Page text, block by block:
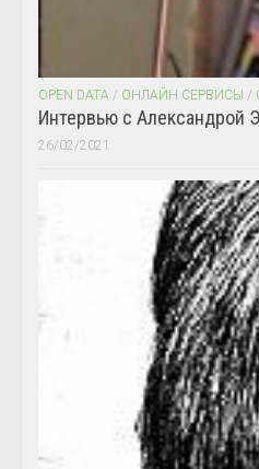
OPEN DATA / ОНЛАЙН СЕРВИСЫ /
Интервью с Александрой
26/02/2021